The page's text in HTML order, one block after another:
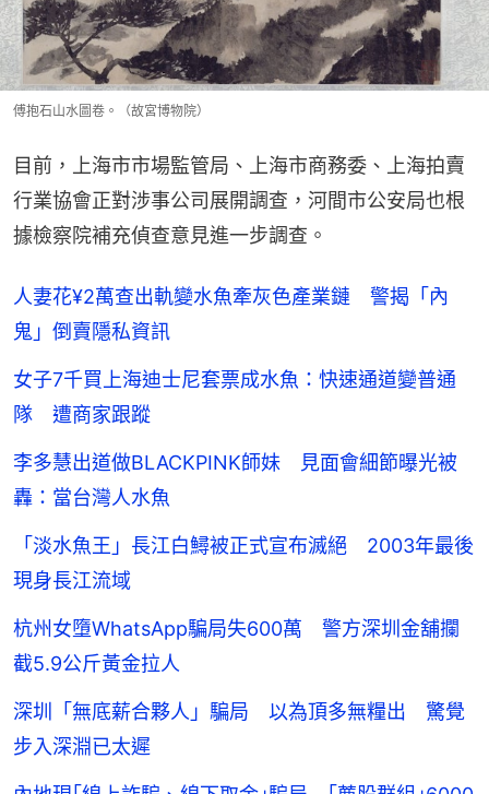
傅抱石山水圖卷。（故宮博物院）
目前，上海市市場監管局、上海市商務委、上海拍賣
行業協會正對涉事公司展開調查，河間市公安局也根
據檢察院補充偵查意見進一步調查。
人妻花¥2萬查出軌變水魚牽灰色產業鏈 警揭「內
鬼」倒賣隱私資訊
女子7千買上海迪士尼套票成水魚：快速通道變普通
隊 遭商家跟蹤
李多慧出道做BLACKPINK師妹 見面會細節曝光被
轟：當台灣人水魚
「淡水魚王」長江白鱘被正式宣布滅絕 2003年最後
現身長江流域
杭州女墮WhatsApp騙局失600萬 警方深圳金舖攔
截5.9公斤黃金拉人
深圳「無底薪合夥人」騙局 以為頂多無糧出 驚覺
步入深淵已太遲